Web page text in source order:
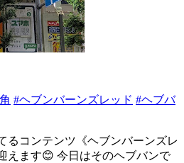
#ヘブンバーンズレッド #ヘブバ
るコンテンツ《ヘブンバーンズレ
えます😊 今日はそのヘブバンで